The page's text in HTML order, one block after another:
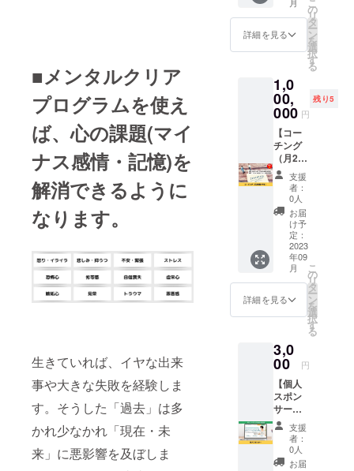
■メンタルクリア
プログラムを使え
ば、心の課題(マイ
ナス感情・記憶)を
解消できるように
なります。
生きていれば、イヤな出来
事や大きな失敗を経験しま
す。そうした「過去」は多
かれ少なかれ「現在・未
来」に悪影響を及ぼしま
為では
ござい
ませ
がござ
います
ことを
予めご
了承く
ださ
い。
講テキ
ストは
受講時
にお渡
しいた
す。 ※
会場の
詳しい
所在地
は後
日、
メール
にてお
伝えい
たしま
す。 ※
会場ま
での旅
費交通
費、そ
の他諸
経費の
ご負担
は支援
者様に
いいた
しま
す。 ※
法令に
基づく
医療、
診療行
為では
ござい
ませ
援数
は、お
ひとり
様あた
り、最
ででお
願いい
たしま
す。 ▽
セッ
ション
詳細▽
日程：
メール
にて調
整 時
間：120
分×1回
場所：
オンラ
イン
（zoom
）また
はリア
ル（リ
場合は
大阪市
内にて
実施）
有効期
限：
2023年
9月から
1年間 ※
リアル
ピー
セッ
ション
を行い
ます。
インな
ので全
国どこ
からで
も受講
可能。
メンタ
ルクリ
アプロ
グラム
の動画
とテキ
ストを
事前に
お送り
するの
で、
セッ
ション
当日は
践部分
を一緒
に行い
ます。
メンタ
ルクリ
アプロ
グラム
の動画
の説明
詳細を見る
の
リ
タ
ー
ン
を
選
択
す
る
1,0
00,
000 円
残り5
【コー
チング
（月2時
間×半
年）】
科学的
な目標
達成術
（セル
フコー
チン
グ）を
用い
て、具
体的に
セッ
を行い
ます。
自分に
必要な
ことや
問題と
なるこ
とを明
確に
し、自
支援
者：
0人
お届
け予
定：
2023
年09
月
詳細を見る
こ
の
リ
タ
ー
ン
を
選
択
す
る
3,0
00 円
【個人
スポン
サー】
メンタ
ルクリ
アプロ
グラム
支援
者：
0人
お届